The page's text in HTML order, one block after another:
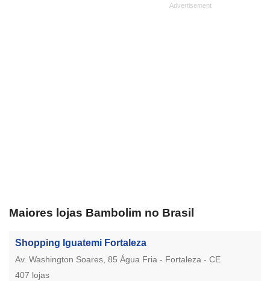
Maiores lojas Bambolim no Brasil
Shopping Iguatemi Fortaleza
Av. Washington Soares, 85 Água Fria - Fortaleza - CE
407 lojas